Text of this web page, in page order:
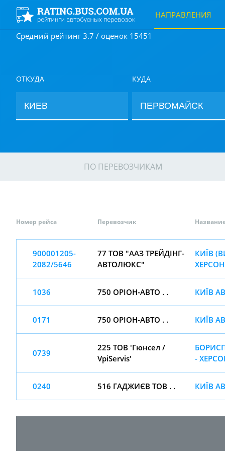
НАПРАВЛЕНИЯ
Средний рейтинг 3.7 / оценок 15451
ОТКУДА КУДА
ПО ПЕРЕВОЗЧИКАМ
Номер рейса Перевозчик
900001205-
2082/5646
77 ТОВ "ААЗ ТРЕЙДІНГ-
АВТОЛЮКС"
КИЇВ
1036 750 ОРІОН-АВТО . . КИЇВ
0171 750 ОРІОН-АВТО . . КИЇВ
0739
225 ТОВ 'Гюнсел /
VpiServis'
-
0240 516 ГАДЖИЄВ ТОВ . . КИЇВ